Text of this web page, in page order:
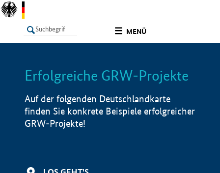
MENÜ
LISTE Info
Erfolgreiche GRW-Projekte
Auf der folgenden Deutschlandkarte
finden Sie konkrete Beispiele erfolgreicher
GRW-Projekte!